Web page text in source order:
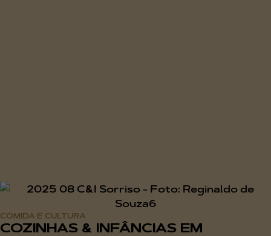
COMIDA E CULTURA
COZINHAS & INFÂNCIAS EM